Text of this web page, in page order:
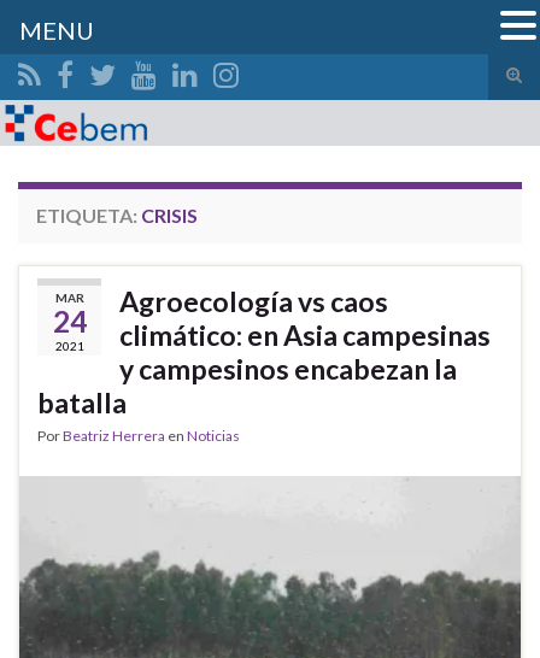
el
Search for:
ETIQUETA: CRISIS
MAR
24
2021
Agroecología vs caos
climático: en Asia campesinas
y campesinos encabezan la
batalla
PorBeatriz Herrera en Noticias
MENU